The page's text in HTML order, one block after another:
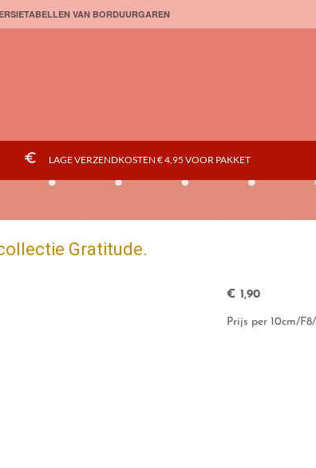
VAN BORDUURGAREN
euro_symbol LAGE VERZENDKOSTEN € 4,95 VOOR PAKKET
Gratitude.
€ 1,90
Prijs per 10cm/